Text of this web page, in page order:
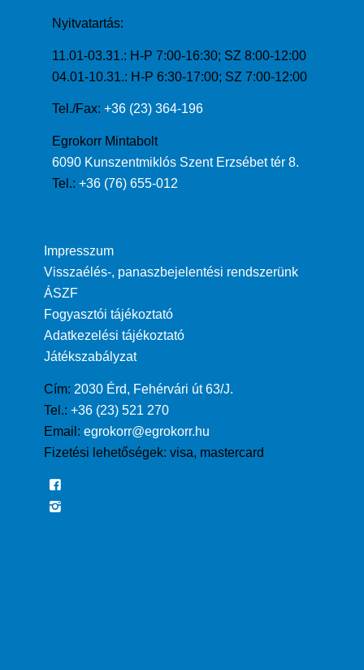
Nyitvatartás:
11.01-03.31.: H-P 7:00-16:30; SZ 8:00-12:00
04.01-10.31.: H-P 6:30-17:00; SZ 7:00-12:00
Tel./Fax: +36 (23) 364-196
Egrokorr Mintabolt
6090 Kunszentmiklós Szent Erzsébet tér 8.
Tel.: +36 (76) 655-012
Impresszum
Visszaélés-, panaszbejelentési rendszerünk
ÁSZF
Fogyasztói tájékoztató
Adatkezelési tájékoztató
Játékszabályzat
Cím: 2030 Érd, Fehérvári út 63/J.
Tel.: +36 (23) 521 270
Email: egrokorr@egrokorr.hu
Fizetési lehetőségek: visa, mastercard